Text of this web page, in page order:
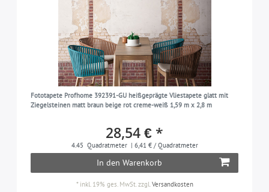
Fototapete Profhome 392391-GU heißgeprägte Vliestapete glatt mit
Ziegelsteinen matt braun beige rot creme-weiß 1,59 m x 2,8 m
28,54 € *
4.45 Quadratmeter | 6,41 € / Quadratmeter
In den Warenkorb
* inkl. 19% ges. MwSt. zzgl. Versandkosten